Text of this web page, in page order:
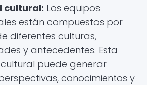
cultural: Los equipos
están compuestos por
diferentes culturas,
y antecedentes. Esta
puede generar
conocimientos y